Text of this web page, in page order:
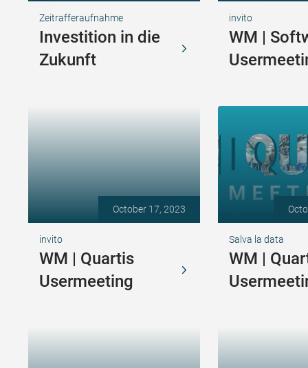
Zeitrafferaufnahme
Investition in die
Zukunft
invito
WM |
October 17, 2023
invito
WM | Quartis
Usermeeting
Salva la data
WM |